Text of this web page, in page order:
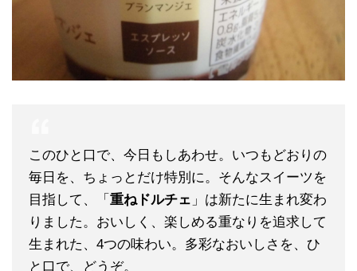
このひと口で、今日もしあわせ。いつもどおりの
毎日を、ちょっとだけ特別に。そんなスイーツを
目指して、「 重ねドルチェ 」は新たに生まれ変わ
りました。おいしく、楽しめる重なりを追求して
生まれた、4つの味わい。多彩なおいしさを、ひ
と口で、どうぞ。